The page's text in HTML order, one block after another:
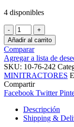
4 disponibles
TRACTOR
NIWA
16,5HP
HIDROSTATICO
42"
CTNW-
42H
cantidad
Añadir al carrito
Comparar
Agregar a lista de
SKU: 10-76-242
MINITRACTORES
Compartir
Facebook Twitter
Descripción
Shipping &